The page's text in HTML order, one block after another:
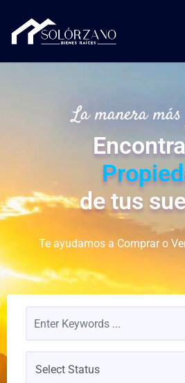
La manera
de tus
Te ayudamos a Comprar o
Select Status